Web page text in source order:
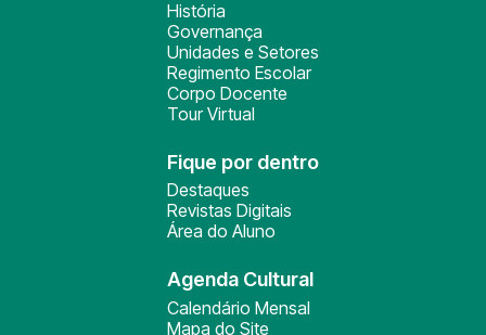
História
Governança
Unidades e Setores
Regimento Escolar
Corpo Docente
Tour Virtual
Fique por dentro
Destaques
Revistas Digitais
Área do Aluno
Agenda Cultural
Calendário Mensal
Mapa do Site